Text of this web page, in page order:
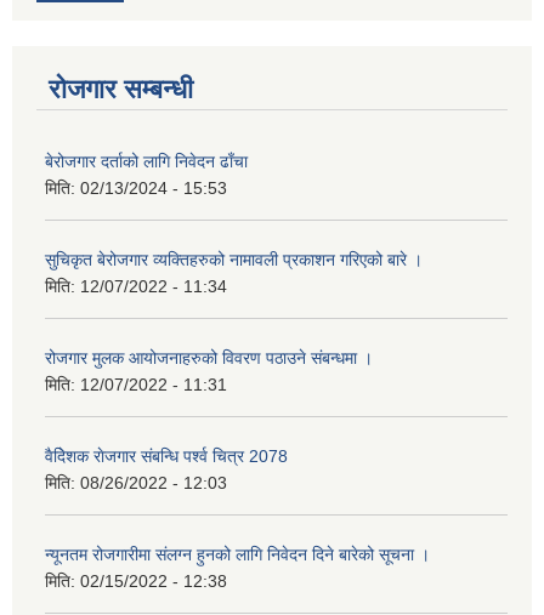
रोजगार सम्बन्धी
बेरोजगार दर्ताको लागि निवेदन ढाँचा
मिति: 02/13/2024 - 15:53
सुचिकृत बेरोजगार व्यक्तिहरुको नामावली प्रकाशन गरिएको बारे ।
मिति: 12/07/2022 - 11:34
रोजगार मुलक आयोजनाहरुको विवरण पठाउने संबन्धमा ।
मिति: 12/07/2022 - 11:31
वैदेिशक राेजगार संबन्धि पर्श्व चित्र 2078
मिति: 08/26/2022 - 12:03
न्यूनतम रोजगारीमा संलग्न हुनको लागि निवेदन दिने बारेको सूचना ।
मिति: 02/15/2022 - 12:38